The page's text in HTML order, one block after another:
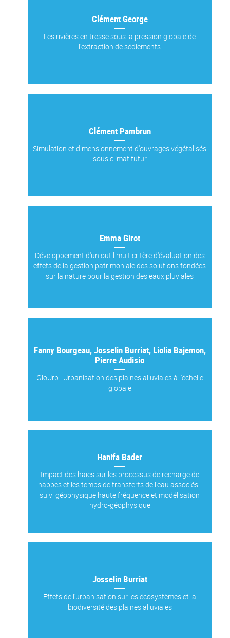
Clément George
Les rivières en tresse sous la pression globale de
l'extraction de sédiements
Clément Pambrun
Simulation et dimensionnement d'ouvrages végétalisés
sous climat futur
Emma Girot
Développement d'un outil multicritère d'évaluation des
effets de la gestion patrimoniale des solutions fondées
sur la nature pour la gestion des eaux pluviales
Fanny Bourgeau, Josselin Burriat, Liolia Bajemon,
Pierre Audisio
GloUrb : Urbanisation des plaines alluviales à l'échelle
globale
Hanifa Bader
Impact des haies sur les processus de recharge de
nappes et les temps de transferts de l’eau associés :
suivi géophysique haute fréquence et modélisation
hydro-géophysique
Josselin Burriat
Effets de l'urbanisation sur les écosystèmes et la
biodiversité des plaines alluviales